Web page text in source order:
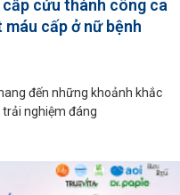
cứu thành công ca
cấp ở nữ bệnh
đến những khoảnh khắc
nghiệm đáng